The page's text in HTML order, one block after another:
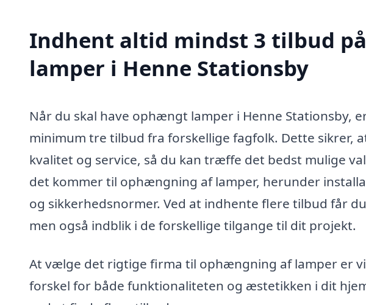
Indhent altid mindst 3 tilbud
lamper i Henne Stationsby
Når du skal have ophængt lamper i Henne Stationsby,
minimum tre tilbud fra forskellige fagfolk. Dette sikrer,
kvalitet og service, så du kan træffe det bedst mulige
det kommer til ophængning af lamper, herunder
og sikkerhedsnormer. Ved at indhente flere tilbud får
men også indblik i de forskellige tilgange til dit projekt.
At vælge det rigtige firma til ophængning af lamper er
forskel for både funktionaliteten og æstetikken i dit